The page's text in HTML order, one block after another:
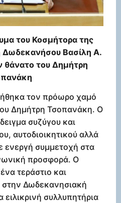
του Κοσμήτορα της
Δωδεκανήσου Βασίλη Α.
θάνατο του Δημήτρη
τον πρόωρο χαμό
Δημήτρη Τσοπανάκη. Ο
συζύγου και
αυτοδιοικητικού αλλά
ενεργή συμμετοχή στα
προσφορά. Ο
τεράστιο και
Δωδεκανησιακή
συλλυπητήρια